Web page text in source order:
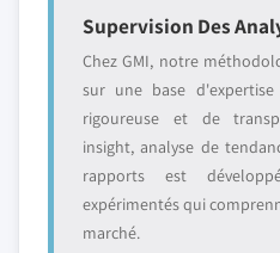
Supervision Des
Chez GMI, notre
sur une base
rigoureuse et de
insight, analyse de
rapports est
expérimentés qui
marché.